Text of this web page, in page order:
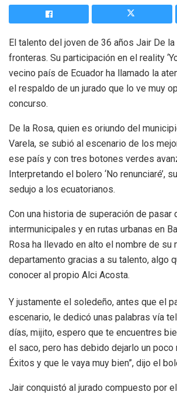
El talento del joven de 36 años Jair De
fronteras. Su participación en el reality
vecino país de Ecuador ha llamado la
el respaldo de un jurado que lo ve muy
concurso.
De la Rosa, quien es oriundo del
Varela, se subió al escenario de los
ese país y con tres botones verdes
Interpretando el bolero ‘No renunciaré’,
sedujo a los ecuatorianos.
Con una historia de superación de pasar
intermunicipales y en rutas urbanas en
Rosa ha llevado en alto el nombre de su
departamento gracias a su talento, algo
conocer al propio Alci Acosta.
Y justamente el soledeño, antes que el
escenario, le dedicó unas palabras vía
días, mijito, espero que te encuentres
el saco, pero has debido dejarlo un poco
Éxitos y que le vaya muy bien”, dijo el
Jair conquistó al jurado compuesto por